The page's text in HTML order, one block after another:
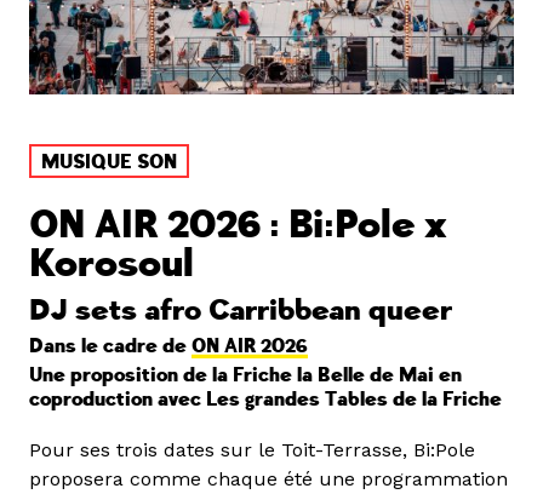
MUSIQUE SON
ON AIR 2026 : Bi:Pole x
Korosoul
DJ sets afro Carribbean queer
Dans le cadre de ON AIR 2026
Une proposition de la Friche la Belle de Mai en
coproduction avec Les grandes Tables de la Friche
Pour ses trois dates sur le Toit-Terrasse, Bi:Pole
proposera comme chaque été une programmation